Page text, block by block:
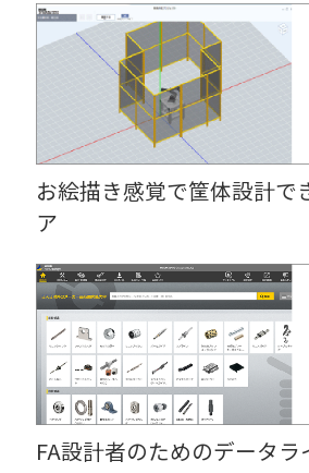
お絵描き感覚で筐体設計で
ア
FA設計者のためのデータラ